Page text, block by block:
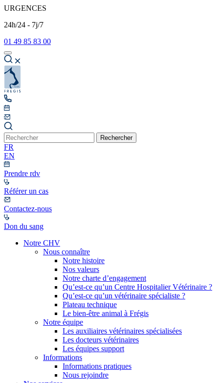
URGENCES
24h/24 - 7j/7
01 49 85 83 00
Rechercher
FR
EN
Prendre rdv
Référer un cas
Contactez-nous
Don du sang
Notre CHV
Nous connaître
Notre histoire
Nos valeurs
Notre charte d’engagement
Qu’est-ce qu’un Centre Hospitalier Vétérinaire ?
Qu’est-ce qu’un vétérinaire spécialiste ?
Plateau technique
Le bien-être animal à Frégis
Notre équipe
Les auxiliaires vétérinaires spécialisées
Les docteurs vétérinaires
Les équipes support
Informations
Informations pratiques
Nous rejoindre